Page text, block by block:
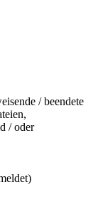
/ beendete
/ oder